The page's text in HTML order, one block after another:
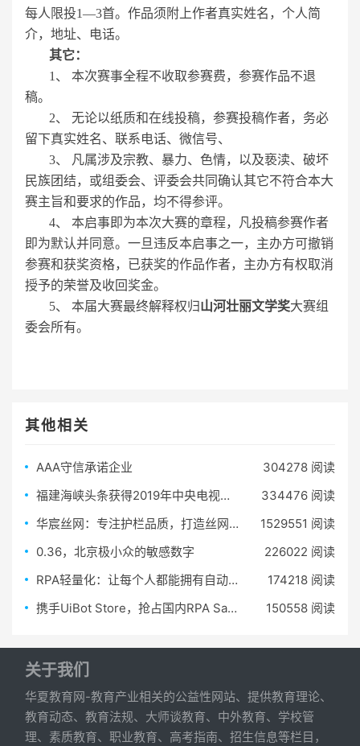
每人限投1—3首。作品须附上作者真实姓名，个人简
介，地址、电话。
其它：
1、 本次赛事全程不收取参赛费，参赛作品不退
稿。
2、 无论以纸质和在线投稿，参赛投稿作者，务必
留下真实姓名、联系电话、微信号、
3、 凡属涉及宗教、暴力、色情，以及亵渎、破坏
民族团结，或组委会、评委会共同确认其它不符合本大
赛主旨和要求的作品，均不得参评。
4、 本启事即为本次大赛的章程，凡投稿参赛作者
即为默认并同意。一旦违反本启事之一，主办方可撤销
参赛和获奖资格，已获奖的作品作者，主办方有权取消
授予的荣誉及收回奖金。
5、 本届大赛最终解释权归山河壮丽文学奖大赛组
委会所有。
其他相关
AAA守信承诺企业
304278 阅读
福建海峡头条获得2019年中央电视台广告代理资质
334476 阅读
华宸丝网：专注护栏品质，打造丝网筛网行业优质品牌
1529551 阅读
0.36，北京极小众的敏感数字
226022 阅读
RPA轻量化：让每个人都能拥有自动化办公机器人
174218 阅读
携手UiBot Store，抢占国内RPA SaaS先机
150558 阅读
关于我们
华夏教育网-教育产业相关的公益性网站、提供教育理论、
教育动态、教育法规、大师谈教育、中外教育、学校管
理、素质教育、职业教育、高考指南、招生信息等栏目，